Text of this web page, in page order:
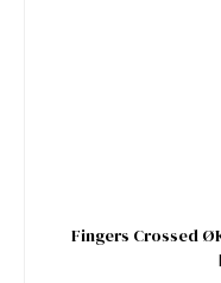
Fingers Crossed